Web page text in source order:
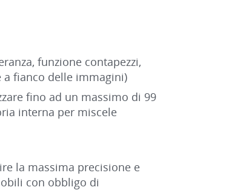
funzione contapezzi,
a fianco delle immagini)
fino ad un massimo di 99
interna per miscele
la massima precisione e
con obbligo di